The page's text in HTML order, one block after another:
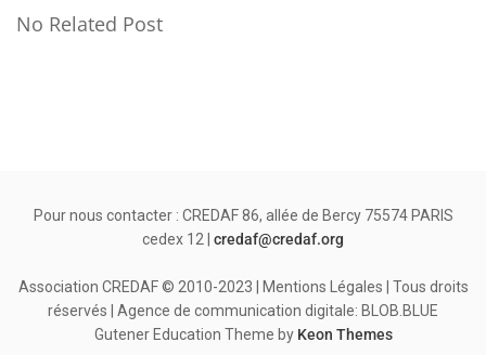
No Related Post
Pour nous contacter : CREDAF 86, allée de Bercy 75574 PARIS
cedex 12 | credaf@credaf.org
Association CREDAF © 2010-2023 | Mentions Légales | Tous droits
réservés | Agence de communication digitale: BLOB.BLUE
Gutener Education Theme by Keon Themes